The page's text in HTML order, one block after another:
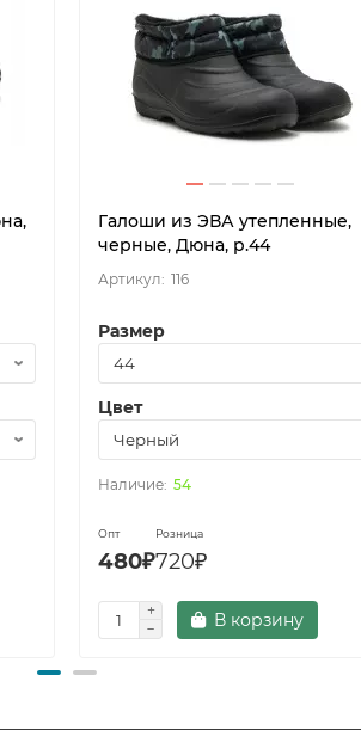
Галоши из ЭВА утепленные,
черные, Дюна, р.44
116
Размер
Цвет
54
Опт
480₽
Розница
720₽
В корзину